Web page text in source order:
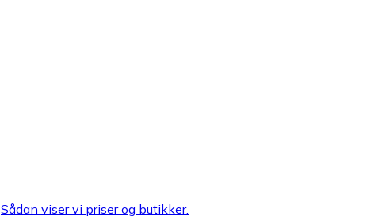
Sådan viser vi priser og butikker.